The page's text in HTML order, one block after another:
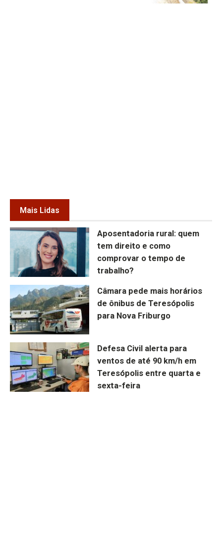
Mais Lidas
Aposentadoria rural: quem
tem direito e como
comprovar o tempo de
trabalho?
Câmara pede mais horários
de ônibus de Teresópolis
para Nova Friburgo
Defesa Civil alerta para
ventos de até 90 km/h em
Teresópolis entre quarta e
sexta-feira